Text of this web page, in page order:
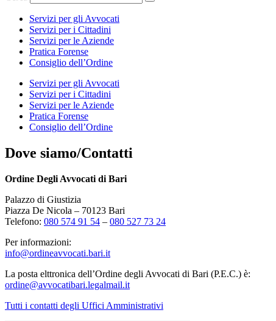
Servizi per gli Avvocati
Servizi per i Cittadini
Servizi per le Aziende
Pratica Forense
Consiglio dell’Ordine
Servizi per gli Avvocati
Servizi per i Cittadini
Servizi per le Aziende
Pratica Forense
Consiglio dell’Ordine
Dove siamo/Contatti
Ordine Degli Avvocati di Bari
Palazzo di Giustizia
Piazza De Nicola – 70123 Bari
Telefono: 080 574 91 54 – 080 527 73 24
Per informazioni:
info@ordineavvocati.bari.it
La posta elttronica dell’Ordine degli Avvocati di Bari (P.E.C.) è:
ordine@avvocatibari.legalmail.it
Tutti i contatti degli Uffici Amministrativi